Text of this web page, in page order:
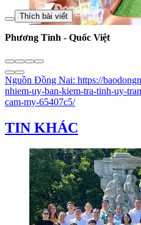
Thích bài viết
Phương Tình - Quốc Việt
Nguồn Đồng Nai: https://
nhiem-uy-ban-kiem-tra-tinh-uy-
cam-my-65407c5/
TIN KHÁC